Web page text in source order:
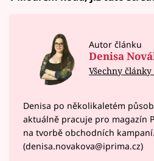
Autor článku
Denisa
Všechny
Denisa po několikaletém
aktuálně pracuje pro magazín
na tvorbě obchodních kampaní.
(denisa.novakova@iprima.cz)